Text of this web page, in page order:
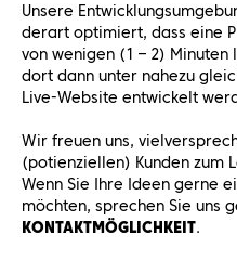
Unsere
derart optimiert, dass eine
von wenigen (1 – 2)
dort dann unter nahezu
Live-Website entwickelt
Wir freuen uns,
(potienziellen) Kunden zum
Wenn Sie Ihre Ideen gerne
möchten, sprechen Sie uns
KONTAKTMÖGLICHKEIT.